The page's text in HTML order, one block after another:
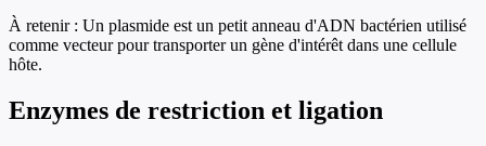
À retenir : Un plasmide est un petit anneau d'ADN bactérien utilisé
comme vecteur pour transporter un gène d'intérêt dans une cellule
hôte.
Enzymes de restriction et ligation